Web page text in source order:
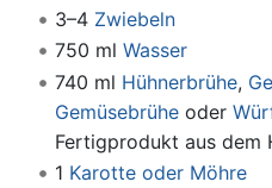
3–4 Zwiebeln
750 ml Wasser
740 ml Hühnerbrühe,
Gemüsebrüheoder
Fertigprodukt aus dem
1 Karotte oder Möhre